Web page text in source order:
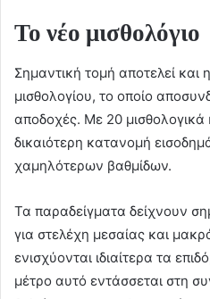
Το νέο μισθολόγιο
Σημαντική τομή αποτελεί και
μισθολογίου, το οποίο
αποδοχές. Με 20 μισθολογικά
δικαιότερη κατανομή
χαμηλότερων βαθμίδων.
Τα παραδείγματα δείχνουν
για στελέχη μεσαίας και
ενισχύονται ιδιαίτερα τα
μέτρο αυτό εντάσσεται στη